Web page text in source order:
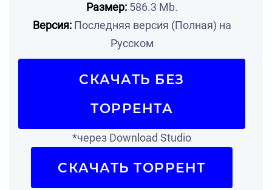
Размер:586.3 Mb.
Версия:Последняя версия (Полная) на
Русском
СКАЧАТЬ БЕЗ
ТОРРЕНТА
*через Download Studio
СКАЧАТЬ ТОРРЕНТ